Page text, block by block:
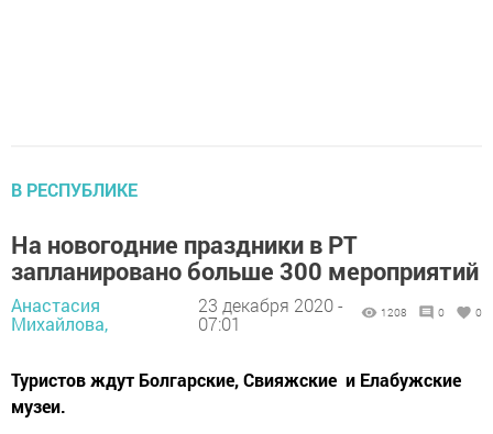
В РЕСПУБЛИКЕ
На новогодние праздники в РТ
запланировано больше 300 мероприятий
Анастасия
Михайлова,
23 декабря 2020 -
07:01
1208 0 0
Туристов ждут Болгарские, Свияжские и Елабужские
музеи.